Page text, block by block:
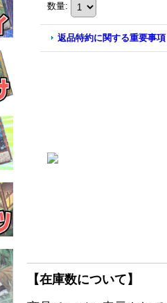
数量:
返品特約に関する重要事項
【在庫数について】